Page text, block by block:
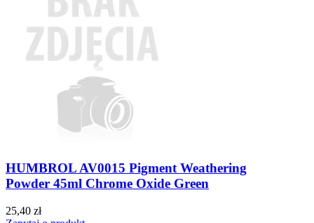
HUMBROL AV0015 Pigment Weathering
Powder 45ml Chrome Oxide Green
25,40 zł